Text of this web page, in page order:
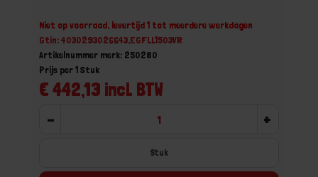
Niet op voorraad, levertijd 1 tot meerdere werkdagen
Gtin: 4030293026643,EGFLL1503VR
Artikelnummer merk: 250280
€ 442,13 incl. BTW
Prijs per 1 Stuk
- +
Stuk